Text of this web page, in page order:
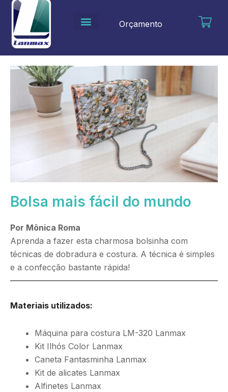
para
conteúdo
Orçamento
Bolsa mais fácil do mundo
Por Mônica Roma
Aprenda a fazer esta charmosa bolsinha com
técnicas de dobradura e costura. A técnica é simples
e a confecção bastante rápida!
Materiais utilizados:
Máquina para costura LM-320 Lanmax
Kit Ilhós Color Lanmax
Caneta Fantasminha Lanmax
Kit de alicates Lanmax
Alfinetes Lanmax